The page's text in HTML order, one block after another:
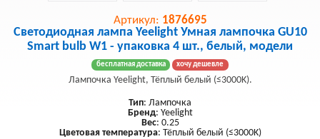
Артикул: 1876695
Светодиодная лампа Yeelight Умная лампочка GU10
Smart bulb W1 - упаковка 4 шт., белый, модели
бесплатная доставка хочу дешевле
Лампочка Yeelight, Тёплый белый (≤3000K).
Тип: Лампочка
Бренд: Yeelight
Вес: 0.25
Цветовая температура: Тёплый белый (≤3000K)